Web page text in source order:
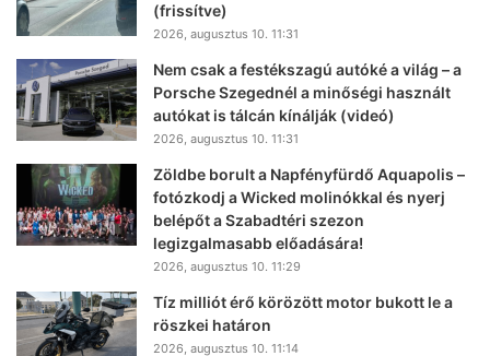
(frissítve)
2026, augusztus 10. 11:31
Nem csak a festékszagú autóké a világ – a
Porsche Szegednél a minőségi használt
autókat is tálcán kínálják (videó)
2026, augusztus 10. 11:31
Zöldbe borult a Napfényfürdő Aquapolis –
fotózkodj a Wicked molinókkal és nyerj
belépőt a Szabadtéri szezon
legizgalmasabb előadására!
2026, augusztus 10. 11:29
Tíz milliót érő körözött motor bukott le a
röszkei határon
2026, augusztus 10. 11:14